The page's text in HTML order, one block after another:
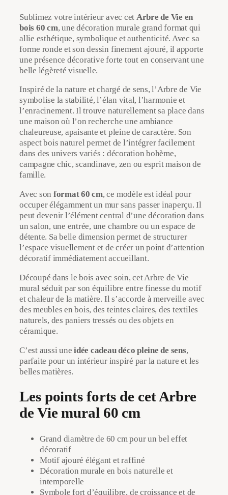
u
r
a
l
|
D
i
a
m
è
t
r
e
6
0
m
Sublimez votre intérieur avec cet Arbre de Vie en
bois 60 cm, une décoration murale grand format qui
allie esthétique, symbolique et authenticité. Avec sa
forme ronde et son dessin finement ajouré, il apporte
une présence décorative forte tout en conservant une
belle légèreté visuelle.
Inspiré de la nature et chargé de sens, l’Arbre de Vie
symbolise la stabilité, l’élan vital, l’harmonie et
l’enracinement. Il trouve naturellement sa place dans
une maison où l’on recherche une ambiance
chaleureuse, apaisante et pleine de caractère. Son
aspect bois naturel permet de l’intégrer facilement
dans des univers variés : décoration bohème,
campagne chic, scandinave, zen ou esprit maison de
famille.
Avec son format 60 cm, ce modèle est idéal pour
occuper élégamment un mur sans passer inaperçu. Il
peut devenir l’élément central d’une décoration dans
un salon, une entrée, une chambre ou un espace de
détente. Sa belle dimension permet de structurer
l’espace visuellement et de créer un point d’attention
décoratif immédiatement accueillant.
Découpé dans le bois avec soin, cet Arbre de Vie
mural séduit par son équilibre entre finesse du motif
et chaleur de la matière. Il s’accorde à merveille avec
des meubles en bois, des teintes claires, des textiles
naturels, des paniers tressés ou des objets en
céramique.
C’est aussi uneidée cadeau déco pleine de sens,
parfaite pour un intérieur inspiré par la nature et les
belles matières.
Les points forts de cet Arbre
de Vie mural 60 cm
Grand diamètre de 60 cm pour un bel effet
décoratif
Motif ajouré élégant et raffiné
Décoration murale en bois naturelle et
intemporelle
Symbole fort d’équilibre, de croissance et de